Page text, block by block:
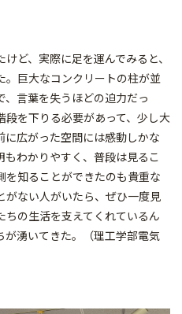
ど、実際に足を運んでみると、
。巨大なコンクリートの柱が並
言葉を失うほどの迫力だっ
を下りる必要があって、少し大
広がった空間には感動しかな
わかりやすく、普段は見るこ
を知ることができたのも貴重な
がない人がいたら、ぜひ一度見
の生活を支えてくれているん
が湧いてきた。（理工学部電気